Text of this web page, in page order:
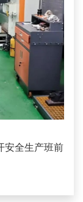
安全生产班前